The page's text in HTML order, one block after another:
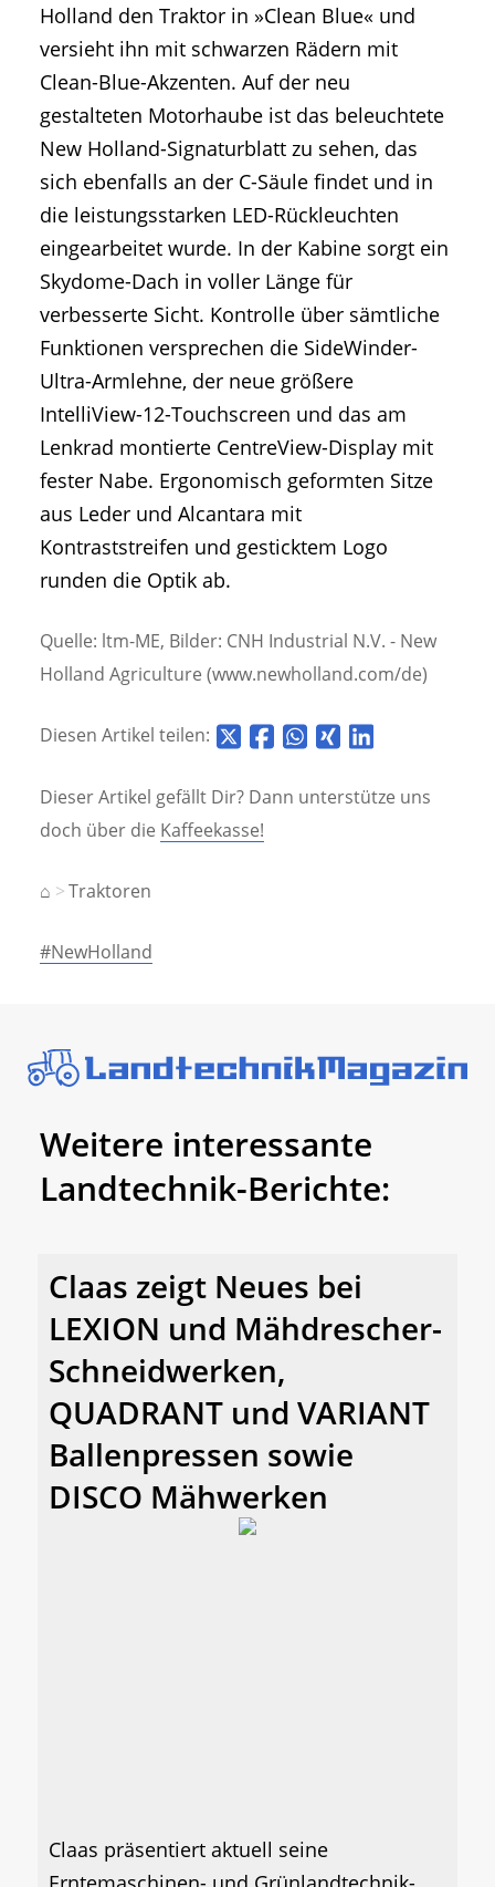
Holland den Traktor in »Clean Blue« und
versieht ihn mit schwarzen Rädern mit
Clean-Blue-Akzenten. Auf der neu
gestalteten Motorhaube ist das beleuchtete
New Holland-Signaturblatt zu sehen, das
sich ebenfalls an der C-Säule findet und in
die leistungsstarken LED-Rückleuchten
eingearbeitet wurde. In der Kabine sorgt ein
Skydome-Dach in voller Länge für
verbesserte Sicht. Kontrolle über sämtliche
Funktionen versprechen die SideWinder-
Ultra-Armlehne, der neue größere
IntelliView-12-Touchscreen und das am
Lenkrad montierte CentreView-Display mit
fester Nabe. Ergonomisch geformten Sitze
aus Leder und Alcantara mit
Kontraststreifen und gesticktem Logo
runden die Optik ab.
Quelle: ltm-ME, Bilder: CNH Industrial N.V. - New
Holland Agriculture (www.newholland.com/de)
Diesen Artikel teilen:
Dieser Artikel gefällt Dir? Dann unterstütze uns
doch über die Kaffeekasse!
⌂ Traktoren
#NewHolland
Weitere interessante
Landtechnik-Berichte:
Claas zeigt Neues bei
LEXION und Mähdrescher-
Schneidwerken,
QUADRANT und VARIANT
Ballenpressen sowie
DISCO Mähwerken
Claas präsentiert aktuell seine